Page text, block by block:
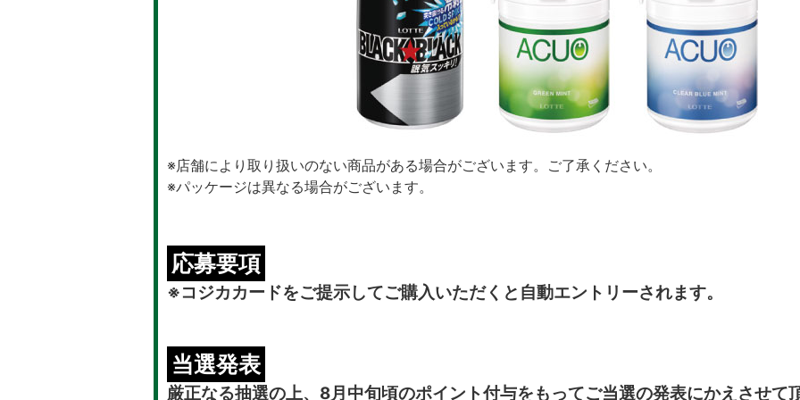
※店舗により取り扱いのない商品がある場合がございます。ご了承ください。
※パッケージは異なる場合がございます。
応募要項
※コジカカードをご提示してご購入いただくと自動エントリーされます。
当選発表
厳正なる抽選の上、8月中旬頃のポイント付与をもってご当選の発表にかえさせて